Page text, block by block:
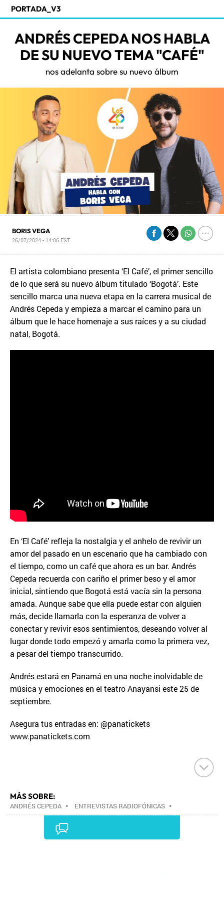
PORTADA_V3
ANDRÉS CEPEDA NOS HABLA
DE SU NUEVO TEMA "CAFÉ"
nos adelanta sobre su nuevo álbum
BORIS VEGA
26/07/2024 - 14:06 EST
El artista colombiano presenta ‘El Café’, el primer sencillo
de lo que será su nuevo álbum titulado ‘Bogotá’. Este
sencillo marca una nueva etapa en la carrera musical de
Andrés Cepeda y empieza a marcar el camino para un
álbum que le hace homenaje a sus raíces y a su ciudad
natal, Bogotá.
En ‘El Café’ refleja la nostalgia y el anhelo de revivir un
amor del pasado en un escenario que ha cambiado con
el tiempo, como un café que ahora es un bar. Andrés
Cepeda recuerda con cariño el primer beso y el amor
inicial, sintiendo que Bogotá está vacía sin la persona
amada. Aunque sabe que ella puede estar con alguien
más, decide llamarla con la esperanza de volver a
conectar y revivir esos sentimientos, deseando volver al
lugar donde todo empezó y amarla como la primera vez,
a pesar del tiempo transcurrido.
Andrés estará en Panamá en una noche inolvidable de
música y emociones en el teatro Anayansi este 25 de
septiembre.
Asegura tus entradas en: @panatickets
www.panatickets.com
MÁS SOBRE:
ANDRÉS CEPEDA • ENTREVISTAS RADIOFÓNICAS •
PROGRAMA RADIO•RADIO•MÚSICA•
PROGRAMACIÓN•
COMUNICACIÓN•